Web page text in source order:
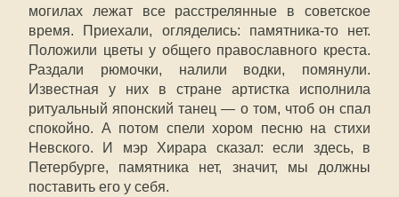
могилах лежат все расстрелянные в советское
время. Приехали, огляделись: памятника-то нет.
Положили цветы у общего православного креста.
Раздали рюмочки, налили водки, помянули.
Известная у них в стране артистка исполнила
ритуальный японский танец — о том, чтоб он спал
спокойно. А потом спели хором песню на стихи
Невского. И мэр Хирара сказал: если здесь, в
Петербурге, памятника нет, значит, мы должны
поставить его у себя.